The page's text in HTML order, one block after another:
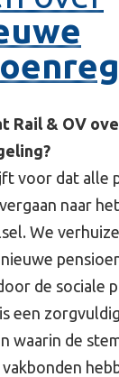
Rail & OV
voor dat alle
naar
We
de sociale
een
waarin de